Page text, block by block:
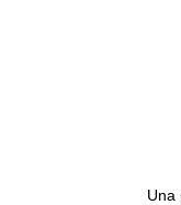
Una